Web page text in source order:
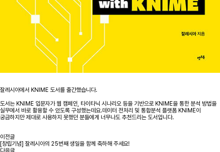
잘레시아에서 KNIME 도서를 출간했습니다.
도서는 KNIME 입문자가 웹 캠페인, 타이타닉 시나리오 등을 기반으로 KNIME을 통한 분석 방법을
실무에서 바로 활용할 수 있도록 구성했는데요.데이터 전처리 및 통합분석 플랫폼 KNIME이
궁금하지만 제대로 사용하지 못했던 분들에게 너무나도 추천드리는 도서입니다.
이전글
[창립기념] 잘레시아의 25번째 생일을 함께 축하해 주세요!
다음글